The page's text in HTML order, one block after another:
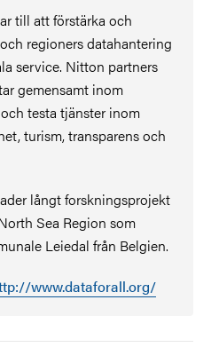
till att förstärka och
regioners datahantering
service. Nitton partners
gemensamt inom
testa tjänster inom
turism, transparens och
långt forskningsprojekt
Sea Region som
Leiedal från Belgien.
www.dataforall.org/